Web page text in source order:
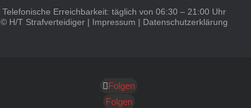
Telefonische Erreichbarkeit: täglich von 06:30 – 21:00 Uhr
© H/T Strafverteidiger | Impressum | Datenschutzerklärung
Folgen
Folgen